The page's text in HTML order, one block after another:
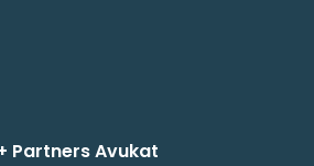
Partners Avukat